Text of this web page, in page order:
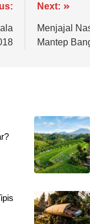
Next:
Menjajal
Mantep